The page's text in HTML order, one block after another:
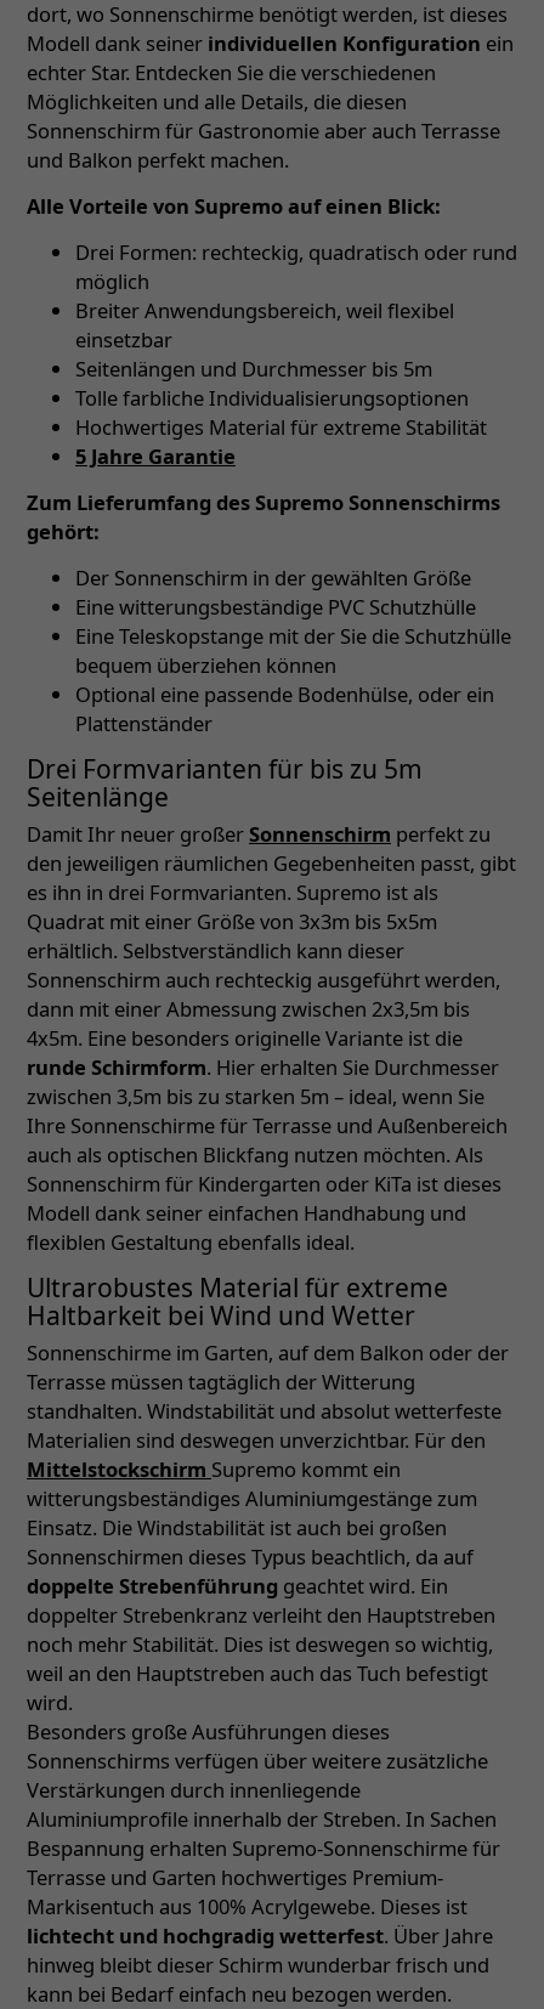
dort, wo Sonnenschirme benötigt werden, ist dieses
Modell dank seiner individuellen Konfiguration ein
echter Star. Entdecken Sie die verschiedenen
Möglichkeiten und alle Details, die diesen
Sonnenschirm für Gastronomie aber auch Terrasse
und Balkon perfekt machen.
Alle Vorteile von Supremo auf einen Blick:
Drei Formen: rechteckig, quadratisch oder rund
möglich
Breiter Anwendungsbereich, weil flexibel
einsetzbar
Seitenlängen und Durchmesser bis 5m
Tolle farbliche Individualisierungsoptionen
Hochwertiges Material für extreme Stabilität
5 Jahre Garantie
Zum Lieferumfang des Supremo Sonnenschirms
gehört:
Der Sonnenschirm in der gewählten Größe
Eine witterungsbeständige PVC Schutzhülle
Eine Teleskopstange mit der Sie die Schutzhülle
bequem überziehen können
Optional eine passende Bodenhülse, oder ein
Plattenständer
Drei Formvarianten für bis zu 5m
Seitenlänge
Damit Ihr neuer großerSonnenschirm perfekt zu
den jeweiligen räumlichen Gegebenheiten passt, gibt
es ihn in drei Formvarianten. Supremo ist als
Quadrat mit einer Größe von 3x3m bis 5x5m
erhältlich. Selbstverständlich kann dieser
Sonnenschirm auch rechteckig ausgeführt werden,
dann mit einer Abmessung zwischen 2x3,5m bis
4x5m. Eine besonders originelle Variante ist die
runde Schirmform. Hier erhalten Sie Durchmesser
zwischen 3,5m bis zu starken 5m – ideal, wenn Sie
Ihre Sonnenschirme für Terrasse und Außenbereich
auch als optischen Blickfang nutzen möchten. Als
Sonnenschirm für Kindergarten oder KiTa ist dieses
Modell dank seiner einfachen Handhabung und
flexiblen Gestaltung ebenfalls ideal.
Ultrarobustes Material für extreme
Haltbarkeit bei Wind und Wetter
Sonnenschirme im Garten, auf dem Balkon oder der
Terrasse müssen tagtäglich der Witterung
standhalten. Windstabilität und absolut wetterfeste
Materialien sind deswegen unverzichtbar. Für den
Mittelstockschirm Supremo kommt ein
witterungsbeständiges Aluminiumgestänge zum
Einsatz. Die Windstabilität ist auch bei großen
Sonnenschirmen dieses Typus beachtlich, da auf
doppelte Strebenführung geachtet wird. Ein
doppelter Strebenkranz verleiht den Hauptstreben
noch mehr Stabilität. Dies ist deswegen so wichtig,
weil an den Hauptstreben auch das Tuch befestigt
wird.
Besonders große Ausführungen dieses
Sonnenschirms verfügen über weitere zusätzliche
Verstärkungen durch innenliegende
Aluminiumprofile innerhalb der Streben. In Sachen
Bespannung erhalten Supremo-Sonnenschirme für
Terrasse und Garten hochwertiges Premium-
Markisentuch aus 100% Acrylgewebe. Dieses ist
lichtecht und hochgradig wetterfest. Über Jahre
hinweg bleibt dieser Schirm wunderbar frisch und
kann bei Bedarf einfach neu bezogen werden.